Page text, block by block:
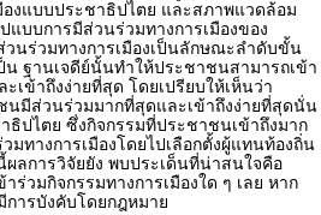
องแบบประชาธิปไตย และสภาพแวดล้อม
แบบการมีส่วนร่วมทางการเมืองของ
นร่วมทางการเมืองเป็นลักษณะลำดับขั้น
น ฐานเจดีย์นั้นทำให้ประชาชนสามารถเข้า
เข้าถึงง่ายที่สุด โดยเปรียบให้เห็นว่า
นมีส่วนร่วมมากที่สุดและเข้าถึงง่ายที่สุดนั่น
ธิปไตย ซึ่งกิจกรรมที่ประชาชนเข้าถึงมาก
ทางการเมืองโดยไปเลือกตั้งผู้แทนท้องถิ่น
ลการวิจัยยัง พบประเด็นที่น่าสนใจคือ
ร่วมกิจกรรมทางการเมืองใด ๆ เลย หาก
การบังคับโดยกฎหมาย